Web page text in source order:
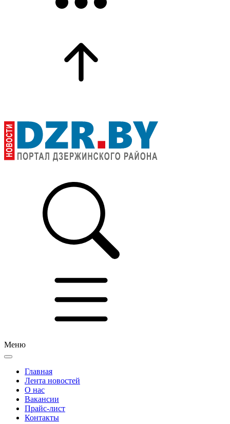
Меню
Главная
Лента новостей
О нас
Вакансии
Прайс-лист
Контакты